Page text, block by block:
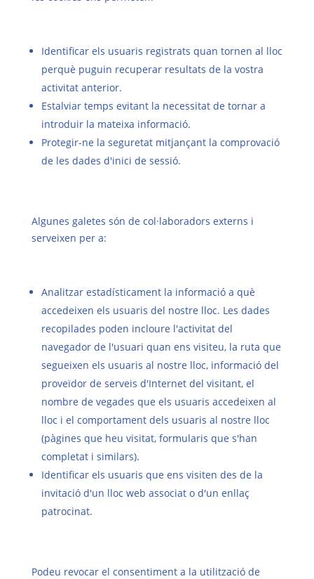
Identificar els usuaris registrats quan tornen al lloc
perquè puguin recuperar resultats de la vostra
activitat anterior.
Estalviar temps evitant la necessitat de tornar a
introduir la mateixa informació.
Protegir-ne la seguretat mitjançant la comprovació
de les dades d'inici de sessió.
Algunes galetes són de col·laboradors externs i
serveixen per a:
Analitzar estadísticament la informació a què
accedeixen els usuaris del nostre lloc. Les dades
recopilades poden incloure l'activitat del
navegador de l'usuari quan ens visiteu, la ruta que
segueixen els usuaris al nostre lloc, informació del
proveïdor de serveis d'Internet del visitant, el
nombre de vegades que els usuaris accedeixen al
lloc i el comportament dels usuaris al nostre lloc
(pàgines que heu visitat, formularis que s'han
completat i similars).
Identificar els usuaris que ens visiten des de la
invitació d'un lloc web associat o d'un enllaç
patrocinat.
Podeu revocar el consentiment a la utilització de